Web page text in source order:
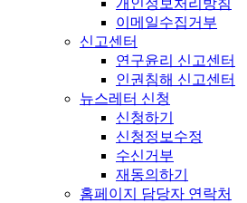
이메일수집거부
신고센터
연구윤리 신고센터
인권침해 신고센터
뉴스레터 신청
신청하기
신청정보수정
수신거부
재동의하기
홈페이지 담당자 연락처